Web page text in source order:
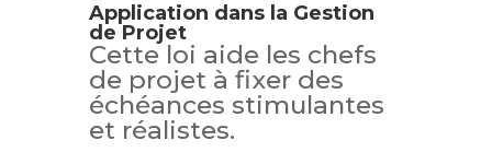
Application dans la Gestion
de Projet
Cette loi aide les chefs
de projet à fixer des
échéances stimulantes
et réalistes.